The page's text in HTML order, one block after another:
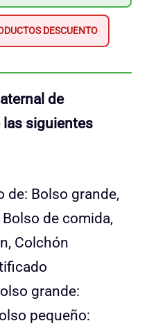
DESCUENTO
de
siguientes
de: Bolso grande,
de comida,
Colchón
grande:
pequeño: